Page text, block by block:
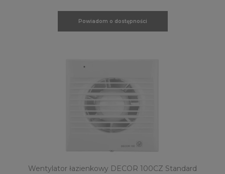
Powiadom o dostępności
Wentylator łazienkowy DECOR 100CZ Standard